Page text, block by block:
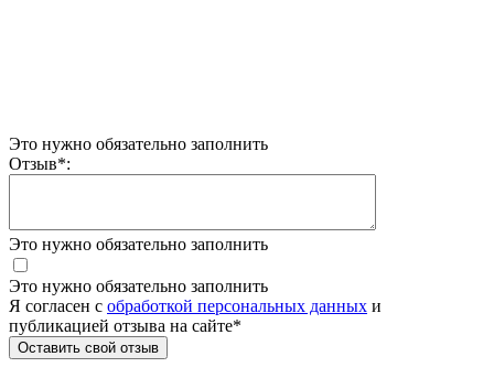
Это нужно обязательно заполнить
Отзыв*:
Это нужно обязательно заполнить
Это нужно обязательно заполнить
Я согласен c обработкой персональных данных и
публикацией отзыва на сайте*